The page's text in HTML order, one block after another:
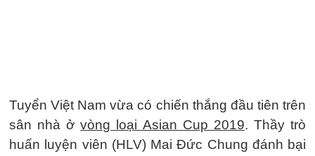
Tuyển Việt Nam vừa có chiến thắng đầu tiên trên
sân nhà ởvòng loại Asian Cup 2019. Thầy trò
huấn luyện viên (HLV) Mai Đức Chung đánh bại